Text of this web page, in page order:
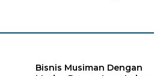
Bisnis Musiman Dengan